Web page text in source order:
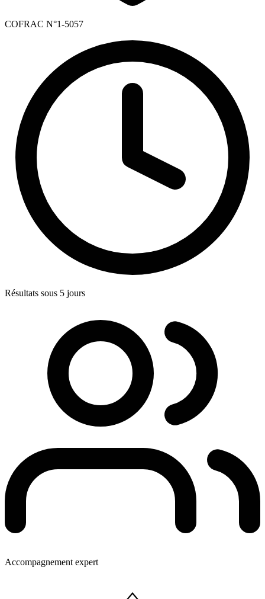
COFRAC N°1-5057
Résultats sous 5 jours
Accompagnement expert